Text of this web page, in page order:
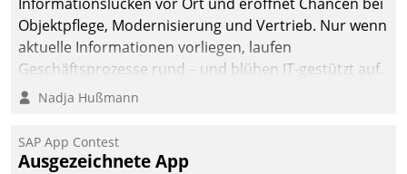
Objektpflege, Modernisierung und Vertrieb. Nur wenn
aktuelle Informationen vorliegen, laufen
Geschäftsprozesse rund – und blühen IT-gestützt auf.
Nadja Hußmann
SAP App Contest
Ausgezeichnete App